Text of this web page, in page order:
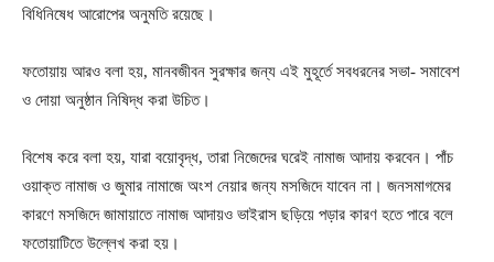
বিধিনিষেধ আরোপের অনুমতি রয়েছে।
ফতোয়ায় আরও বলা হয়, মানবজীবন সুরক্ষার জন্য এই মুহূর্তে সবধরনের সভা- সমাবেশ
ও দোয়া অনুষ্ঠান নিষিদ্ধ করা উচিত।
বিশেষ করে বলা হয়, যারা বয়োবৃদ্ধ, তারা নিজেদের ঘরেই নামাজ আদায় করবেন। পাঁচ
ওয়াক্ত নামাজ ও জুমার নামাজে অংশ নেয়ার জন্য মসজিদে যাবেন না। জনসমাগমের
কারণে মসজিদে জামায়াতে নামাজ আদায়ও ভাইরাস ছড়িয়ে পড়ার কারণ হতে পারে বলে
ফতোয়াটিতে উল্লেখ করা হয়।